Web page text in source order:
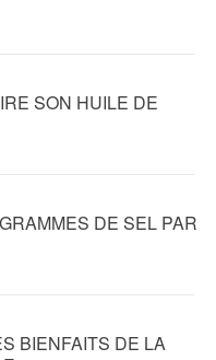
SON HUILE DE
DE SEL PAR
BIENFAITS DE LA